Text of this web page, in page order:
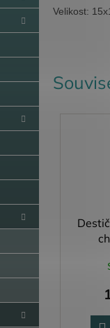
Velikost: